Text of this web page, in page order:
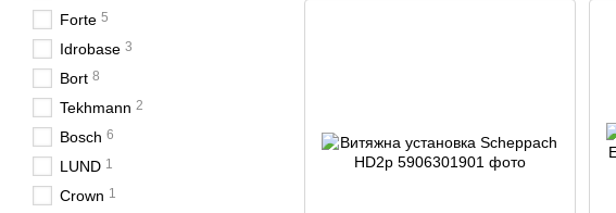
Forte 5
Idrobase 3
Bort 8
Tekhmann 2
Bosch 6
LUND 1
Crown 1